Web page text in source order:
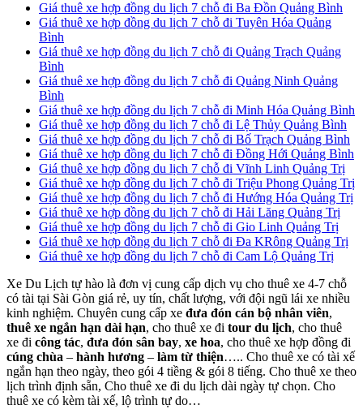
Giá thuê xe hợp đồng du lịch 7 chỗ đi Ba Đồn Quảng Bình
Giá thuê xe hợp đồng du lịch 7 chỗ đi Tuyên Hóa Quảng
Bình
Giá thuê xe hợp đồng du lịch 7 chỗ đi Quảng Trạch Quảng
Bình
Giá thuê xe hợp đồng du lịch 7 chỗ đi Quảng Ninh Quảng
Bình
Giá thuê xe hợp đồng du lịch 7 chỗ đi Minh Hóa Quảng Bình
Giá thuê xe hợp đồng du lịch 7 chỗ đi Lệ Thủy Quảng Bình
Giá thuê xe hợp đồng du lịch 7 chỗ đi Bố Trạch Quảng Bình
Giá thuê xe hợp đồng du lịch 7 chỗ đi Đồng Hới Quảng Bình
Giá thuê xe hợp đồng du lịch 7 chỗ đi Vĩnh Linh Quảng Trị
Giá thuê xe hợp đồng du lịch 7 chỗ đi Triệu Phong Quảng Trị
Giá thuê xe hợp đồng du lịch 7 chỗ đi Hướng Hóa Quảng Trị
Giá thuê xe hợp đồng du lịch 7 chỗ đi Hải Lăng Quảng Trị
Giá thuê xe hợp đồng du lịch 7 chỗ đi Gio Linh Quảng Trị
Giá thuê xe hợp đồng du lịch 7 chỗ đi Đa KRông Quảng Trị
Giá thuê xe hợp đồng du lịch 7 chỗ đi Cam Lộ Quảng Trị
Xe Du Lịch tự hào là đơn vị cung cấp dịch vụ cho thuê xe 4-7 chỗ
có tài tại Sài Gòn giá rẻ, uy tín, chất lượng, với đội ngũ lái xe nhiều
kinh nghiệm. Chuyên cung cấp xe đưa đón cán bộ nhân viên,
thuê xe ngắn hạn dài hạn, cho thuê xe đi tour du lịch, cho thuê
xe đi công tác, đưa đón sân bay, xe hoa, cho thuê xe hợp đồng đi
cúng chùa – hành hương – làm từ thiện….. Cho thuê xe có tài xế
ngắn hạn theo ngày, theo gói 4 tiềng & gói 8 tiếng. Cho thuê xe theo
lịch trình định sẵn, Cho thuê xe đi du lịch dài ngày tự chọn. Cho
thuê xe có kèm tài xế, lộ trình tự do…